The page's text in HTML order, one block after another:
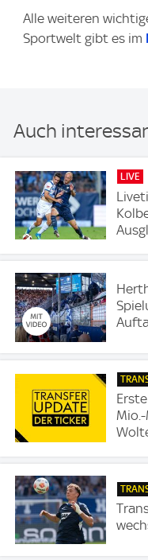
Alle weiteren
Sportwelt gibt es im
Auch
LIVE